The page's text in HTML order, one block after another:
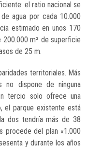
el ratio nacional se
agua por cada 10.000
estimado en unos 170
m² de superficie
de 25 m.
territoriales. Más
no dispone de ninguna
tercio solo ofrece una
el parque existente está
dos tendría más de 38
procede del plan «1.000
y durante los años